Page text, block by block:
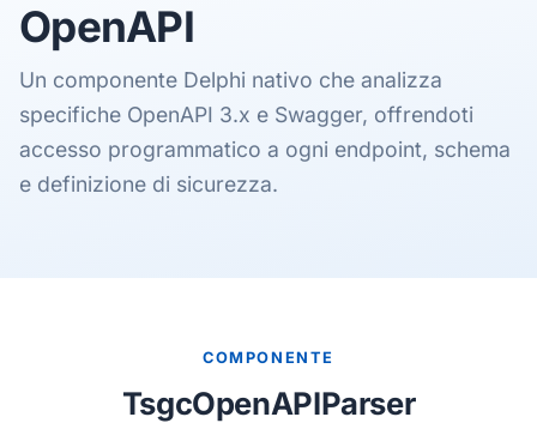
OpenAPI
Un componente Delphi nativo che analizza
specifiche OpenAPI 3.x e Swagger, offrendoti
accesso programmatico a ogni endpoint, schema
e definizione di sicurezza.
COMPONENTE
TsgcOpenAPIParser